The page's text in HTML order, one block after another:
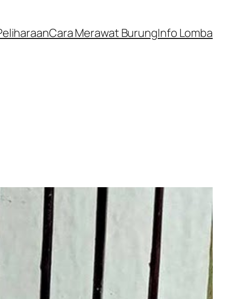
Cara Merawat BurungInfo Lomba